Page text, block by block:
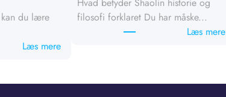
kan du lære
Læs mere:
Hvad betyder Shaolin historie og
filosofi forklaret Du har måske...
Læs mere: